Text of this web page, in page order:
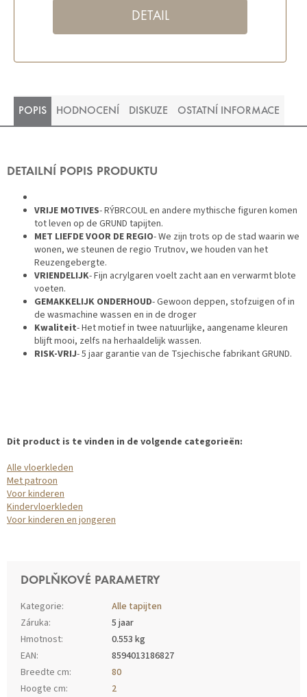
DETAIL
POPIS HODNOCENÍ DISKUZE OSTATNÍ INFORMACE
DETAILNÍ POPIS PRODUKTU
VRIJE MOTIVES- RÝBRCOUL en andere mythische figuren komen
tot leven op de GRUND tapijten.
MET LIEFDE VOOR DE REGIO- We zijn trots op de stad waarin we
wonen, we steunen de regio Trutnov, we houden van het
Reuzengebergte.
VRIENDELIJK- Fijn acrylgaren voelt zacht aan en verwarmt blote
voeten.
GEMAKKELIJK ONDERHOUD- Gewoon deppen, stofzuigen of in
de wasmachine wassen en in de droger
Kwaliteit- Het motief in twee natuurlijke, aangename kleuren
blijft mooi, zelfs na herhaaldelijk wassen.
RISK-VRIJ- 5 jaar garantie van de Tsjechische fabrikant GRUND.
Dit product is te vinden in de volgende categorieën:
Alle vloerkleden
Met patroon
Voor kinderen
Kindervloerkleden
Voor kinderen en jongeren
DOPLŇKOVÉ PARAMETRY
Kategorie:
Alle tapijten
Záruka:
5 jaar
Hmotnost:
0.553 kg
EAN:
8594013186827
Breedte cm:
80
Hoogte cm:
2